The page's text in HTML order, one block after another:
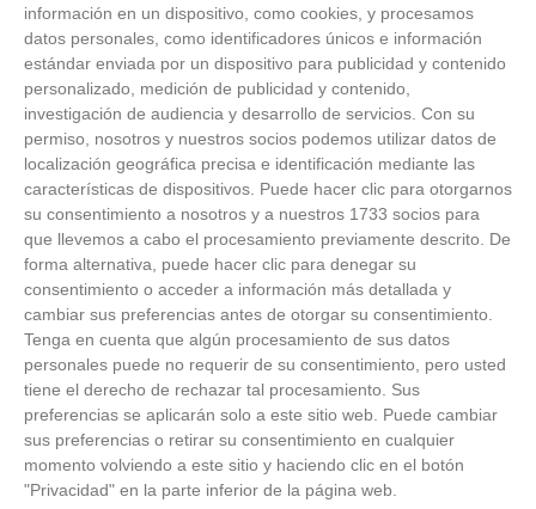
información en un dispositivo, como cookies, y procesamos
datos personales, como identificadores únicos e información
estándar enviada por un dispositivo para publicidad y contenido
personalizado, medición de publicidad y contenido,
investigación de audiencia y desarrollo de servicios. Con su
permiso, nosotros y nuestros socios podemos utilizar datos de
localización geográfica precisa e identificación mediante las
características de dispositivos. Puede hacer clic para otorgarnos
su consentimiento a nosotros y a nuestros 1733 socios para
que llevemos a cabo el procesamiento previamente descrito. De
forma alternativa, puede hacer clic para denegar su
consentimiento o acceder a información más detallada y
cambiar sus preferencias antes de otorgar su consentimiento.
Tenga en cuenta que algún procesamiento de sus datos
personales puede no requerir de su consentimiento, pero usted
tiene el derecho de rechazar tal procesamiento. Sus
preferencias se aplicarán solo a este sitio web. Puede cambiar
sus preferencias o retirar su consentimiento en cualquier
momento volviendo a este sitio y haciendo clic en el botón
"Privacidad" en la parte inferior de la página web.